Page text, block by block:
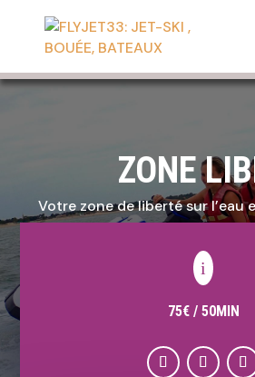
ZONE
Votre zone de liberté sur
i
75€ / 50MIN